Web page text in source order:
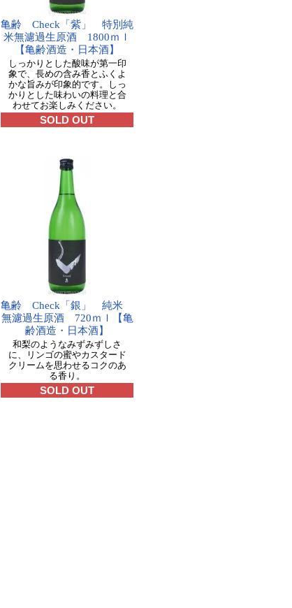
亀齢 Check「紫」 特別純
米無濾過生原酒 1800ｍｌ
【亀齢酒造・日本酒】
しっかりとした酸味が第一印
象で、長めの含み香とふくよ
かな旨みが印象的です。しっ
かりとした味わいの料理と合
わせてお楽しみください。
SOLD OUT
亀齢 Check「銀」 純米
無濾過生原酒 720ｍｌ【亀
齢酒造・日本酒】
和梨のようなみずみずしさ
に、リンゴの蜜やカスタード
クリームを思わせるコクのあ
る香り。
SOLD OUT